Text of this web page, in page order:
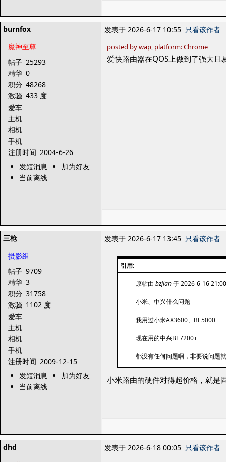
burnfox
魔神至尊
帖子 25293
精华 0
积分 48268
激骚 433 度
爱车
主机
相机
手机
注册时间 2004-6-26
发短消息
加为好友
当前离线
发表于 2026-6-17 10:55 只看该作者
posted by wap, platform: Chrome
爱快路由器在QOS上做到了强大
三枪
摄影组
帖子 9709
精华 3
积分 31758
激骚 1102 度
爱车
主机
相机
手机
注册时间 2009-12-15
发短消息
加为好友
当前离线
发表于 2026-6-17 13:45 只看该作者
引用:
原帖由 bzjian于 2026-6-16
小米、中兴什么问题
我用过小米AX3600、BE5000
现在用的中兴BE7200+
都没有任何问题啊，非要说问题
小米路由的硬件对得起价格，就
dhd
发表于 2026-6-18 00:05 只看该作者